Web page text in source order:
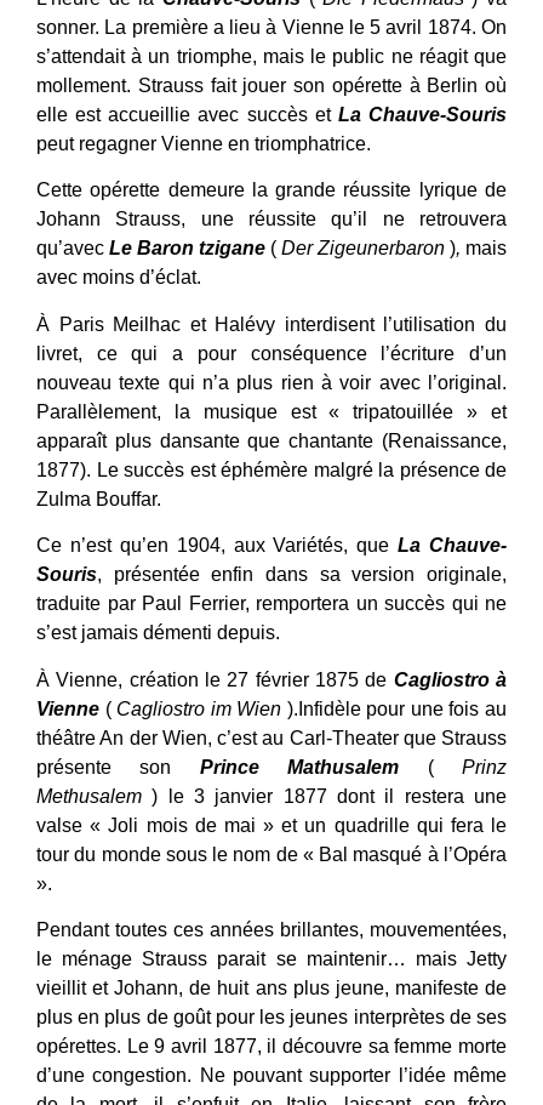
sonner. La première a lieu à Vienne le 5 avril 1874. On
s’attendait à un triomphe, mais le public ne réagit que
mollement. Strauss fait jouer son opérette à Berlin où
elle est accueillie avec succès et La Chauve-Souris
peut regagner Vienne en triomphatrice.
Cette opérette demeure la grande réussite lyrique de
Johann Strauss, une réussite qu’il ne retrouvera
qu’avec Le Baron tzigane ( Der Zigeunerbaron ), mais
avec moins d’éclat.
À Paris Meilhac et Halévy interdisent l’utilisation du
livret, ce qui a pour conséquence l’écriture d’un
nouveau texte qui n’a plus rien à voir avec l’original.
Parallèlement, la musique est « tripatouillée » et
apparaît plus dansante que chantante (Renaissance,
1877). Le succès est éphémère malgré la présence de
Zulma Bouffar.
Ce n’est qu’en 1904, aux Variétés, queLa Chauve-
Souris, présentée enfin dans sa version originale,
traduite par Paul Ferrier, remportera un succès qui ne
s’est jamais démenti depuis.
À Vienne, création le 27 février 1875 de Cagliostro à
Vienne ( Cagliostro im Wien ).Infidèle pour une fois au
théâtre An der Wien, c’est au Carl-Theater que Strauss
présente son Prince Mathusalem (Prinz
Methusalem) le 3 janvier 1877 dont il restera une
valse « Joli mois de mai » et un quadrille qui fera le
tour du monde sous le nom de « Bal masqué à l’Opéra
».
Pendant toutes ces années brillantes, mouvementées,
le ménage Strauss parait se maintenir… mais Jetty
vieillit et Johann, de huit ans plus jeune, manifeste de
plus en plus de goût pour les jeunes interprètes de ses
opérettes. Le 9 avril 1877, il découvre sa femme morte
d’une congestion. Ne pouvant supporter l’idée même